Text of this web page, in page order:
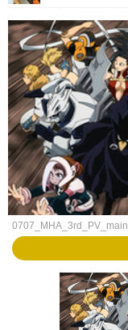
0707_MHA_3rd_PV_main